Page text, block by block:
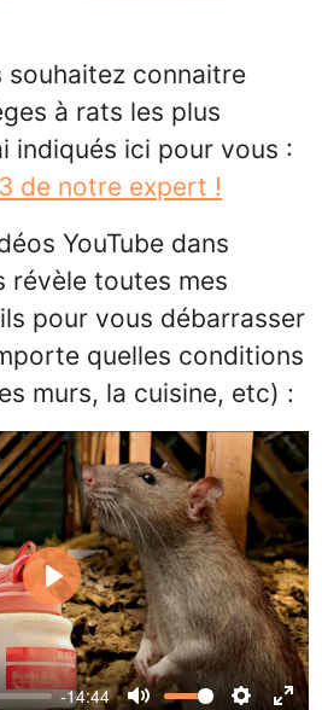
souhaitez connaitre
à rats les plus
indiqués ici pour vous :
de notre expert !
YouTube dans
révèle toutes mes
pour vous débarrasser
quelles conditions
murs, la cuisine, etc) :
-14:44
Play